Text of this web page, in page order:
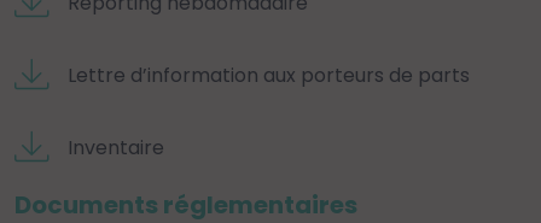
Lettre d’information aux porteurs de parts
Inventaire
Documents réglementaires